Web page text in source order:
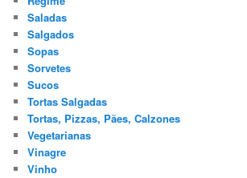
Saladas
Salgados
Sopas
Sorvetes
Sucos
Tortas Salgadas
Tortas, Pizzas, Pães, Calzones
Vegetarianas
Vinagre
Vinho